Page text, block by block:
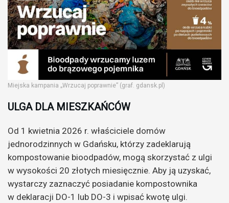
Miejska kampania „Wrzucaj poprawnie” (graf. gdansk.pl)
ULGA DLA MIESZKAŃCÓW
Od 1 kwietnia 2026 r. właściciele domów
jednorodzinnych w Gdańsku, którzy zadeklarują
kompostowanie bioodpadów, mogą skorzystać z ulgi
w wysokości 20 złotych miesięcznie. Aby ją uzyskać,
wystarczy zaznaczyć posiadanie kompostownika
w deklaracji DO-1 lub DO-3 i wpisać kwotę ulgi.